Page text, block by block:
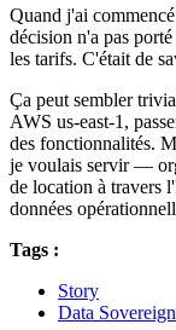
Quand j'ai
décision n'a pas
les tarifs. C'était de
Ça peut sembler
AWS us-east-1,
des fonctionnalités.
je voulais servir —
de location à travers
données
Tags :
Story
Data